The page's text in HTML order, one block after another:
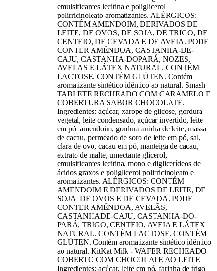
emulsificantes lecitina e poliglicerol
polirricinoleato aromatizantes. ALÉRGICOS:
CONTÉM AMENDOIM, DERIVADOS DE
LEITE, DE OVOS, DE SOJA, DE TRIGO, DE
CENTEIO, DE CEVADA E DE AVEIA. PODE
CONTER AMÊNDOA, CASTANHA-DE-
CAJU, CASTANHA-DOPARÁ, NOZES,
AVELÃS E LÁTEX NATURAL. CONTÉM
LACTOSE. CONTÉM GLÚTEN. Contém
aromatizante sintético idêntico ao natural. Smash –
TABLETE RECHEADO COM CARAMELO E
COBERTURA SABOR CHOCOLATE.
Ingredientes: açúcar, xarope de glicose, gordura
vegetal, leite condensado, açúcar invertido, leite
em pó, amendoim, gordura anidra de leite, massa
de cacau, permeado de soro de leite em pó, sal,
clara de ovo, cacau em pó, manteiga de cacau,
extrato de malte, umectante glicerol,
emulsificantes lecitina, mono e diglicerídeos de
ácidos graxos e poliglicerol polirricinoleato e
aromatizantes. ALÉRGICOS: CONTÉM
AMENDOIM E DERIVADOS DE LEITE, DE
SOJA, DE OVOS E DE CEVADA. PODE
CONTER AMÊNDOA, AVELÃS,
CASTANHADE-CAJU, CASTANHA-DO-
PARÁ, TRIGO, CENTEIO, AVEIA E LÁTEX
NATURAL. CONTÉM LACTOSE. CONTÉM
GLÚTEN. Contém aromatizante sintético idêntico
ao natural. KitKat Milk - WAFER RECHEADO
COBERTO COM CHOCOLATE AO LEITE.
Ingredientes: açúcar, leite em pó, farinha de trigo